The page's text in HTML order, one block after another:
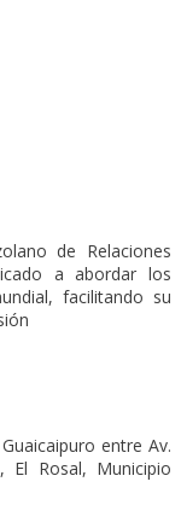
de Relaciones
a abordar los
facilitando su
entre Av.
El Rosal, Municipio